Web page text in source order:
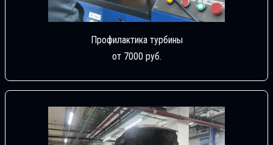
Профилактика турбины
от 7000 руб.